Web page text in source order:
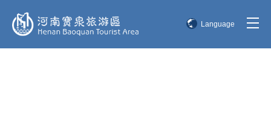
Language